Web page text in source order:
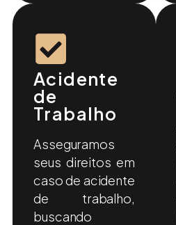
Acidente
de
Trabalho
Asseguramos
seus direitos em
caso de acidente
de trabalho,
buscando